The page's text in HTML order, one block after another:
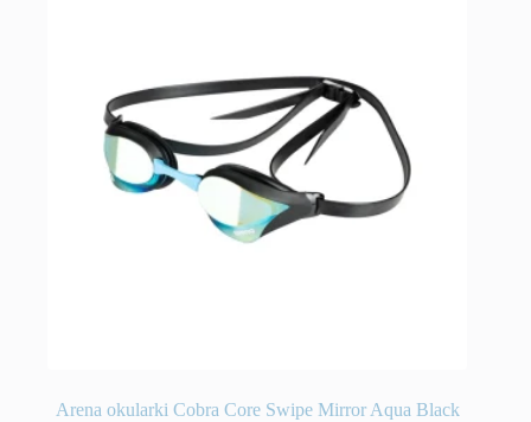
Arena okularki Cobra Core Swipe Mirror Aqua Black